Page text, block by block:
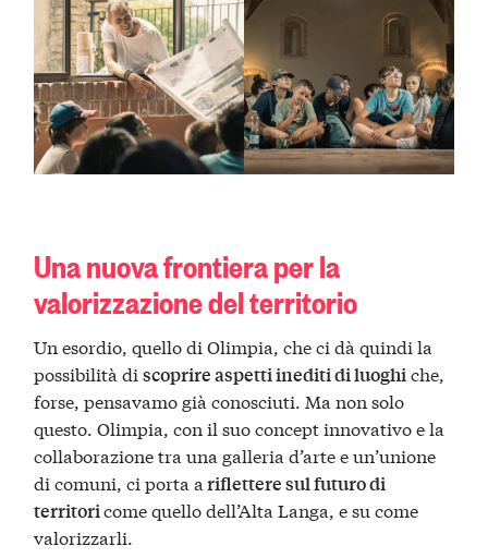
Una nuova frontiera per la
valorizzazione del territorio
Un esordio, quello di Olimpia, che ci dà quindi la
possibilità discoprire aspetti inediti di luoghiche,
forse, pensavamo già conosciuti. Ma non solo
questo. Olimpia, con il suo concept innovativo e la
collaborazione tra una galleria d’arte e un’unione
di comuni, ci porta a riflettere sul futuro di
territoricome quello dell’Alta Langa, e su come
valorizzarli.